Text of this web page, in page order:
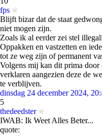
fps
Blijft bizar dat de staat
niet mogen zijn.
Zoals ik al eerder zei stel
Oppakken en vastzetten en
tot ze weg zijn of permanent
Volgens mij kan dit prima door
verklaren aangezien deze de
te verblijven.
dinsdag 24 december 2024,
5
thedeedster
IWAB: Ik Weet Alles Beter...
quote: